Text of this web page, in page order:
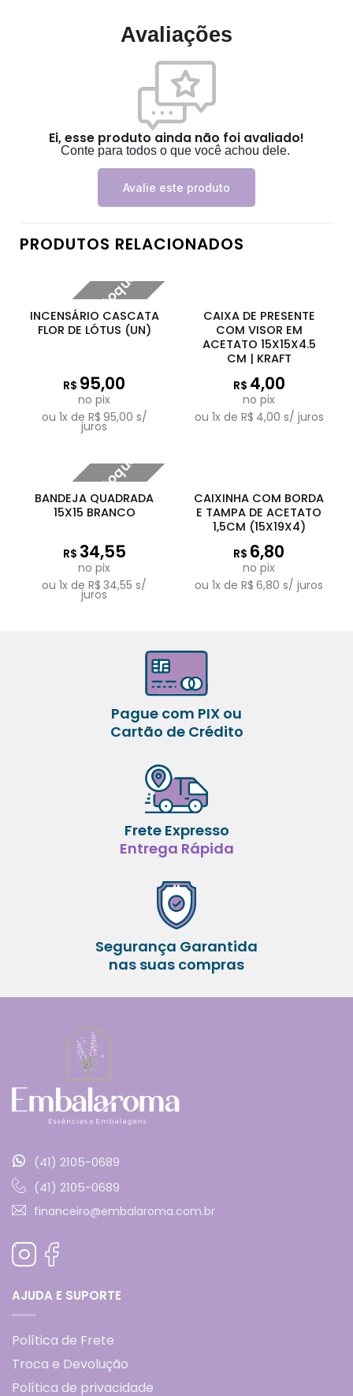
Avaliações
Ei, esse produto ainda não foi avaliado!
Conte para todos o que você achou dele.
Avalie este produto
PRODUTOS RELACIONADOS
Fora de estoque
INCENSÁRIO CASCATA
FLOR DE LÓTUS (UN)
R$ 95,00
no pix
ou 1x de R$ 95,00 s/
juros
CAIXA DE PRESENTE
COM VISOR EM
ACETATO 15X15X4.5
CM | KRAFT
R$ 4,00
no pix
ou 1x de R$ 4,00 s/ juros
Fora de estoque
BANDEJA QUADRADA
15X15 BRANCO
R$ 34,55
no pix
ou 1x de R$ 34,55 s/
juros
CAIXINHA COM BORDA
E TAMPA DE ACETATO
1,5CM (15X19X4)
R$ 6,80
no pix
ou 1x de R$ 6,80 s/ juros
Pague com PIX ou
Cartão de Crédito
Frete Expresso
Entrega Rápida
Segurança Garantida
nas suas compras
(41) 2105-0689
(41) 2105-0689
financeiro@embalaroma.com.br
AJUDA E SUPORTE
Política de Frete
Troca e Devolução
Política de privacidade